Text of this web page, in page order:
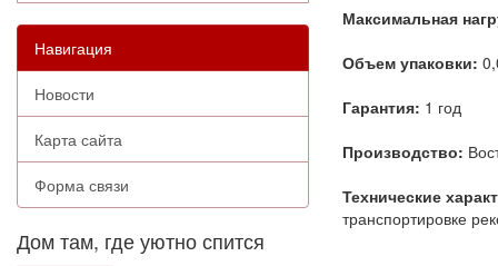
Навигация
Новости
Карта сайта
Форма связи
Дом там, где уютно спится
Максимальная
Объем упаковки:
Гарантия: 1 год
Производство:
Технические
транспортировке